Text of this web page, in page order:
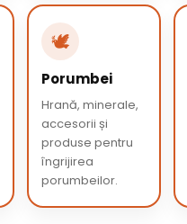
🕊️
Porumbei
Hrană, minerale,
accesorii și
produse pentru
îngrijirea
porumbeilor.